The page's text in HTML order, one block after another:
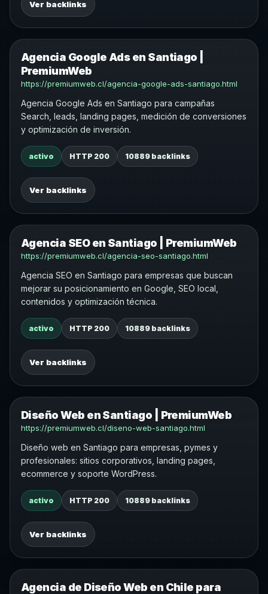
Ver backlinks
Agencia Google Ads en Santiago |
PremiumWeb
https://premiumweb.cl/agencia-google-ads-santiago.html
Agencia Google Ads en Santiago para campañas
Search, leads, landing pages, medición de conversiones
y optimización de inversión.
activo HTTP 200 10889 backlinks
Ver backlinks
Agencia SEO en Santiago | PremiumWeb
https://premiumweb.cl/agencia-seo-santiago.html
Agencia SEO en Santiago para empresas que buscan
mejorar su posicionamiento en Google, SEO local,
contenidos y optimización técnica.
activo HTTP 200 10889 backlinks
Ver backlinks
Diseño Web en Santiago | PremiumWeb
https://premiumweb.cl/diseno-web-santiago.html
Diseño web en Santiago para empresas, pymes y
profesionales: sitios corporativos, landing pages,
ecommerce y soporte WordPress.
activo HTTP 200 10889 backlinks
Ver backlinks
Agencia de Diseño Web en Chile para